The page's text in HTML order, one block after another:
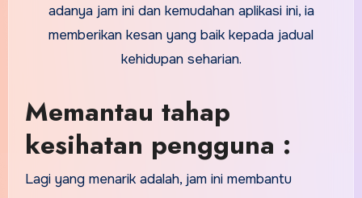
adanya jam ini dan kemudahan aplikasi ini, ia
memberikan kesan yang baik kepada jadual
kehidupan seharian.
Memantau tahap
kesihatan pengguna :
Lagi yang menarik adalah, jam ini membantu